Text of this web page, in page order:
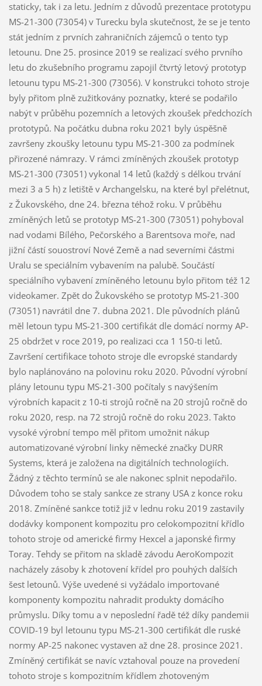
staticky, tak i za letu. Jedním z důvodů prezentace prototypu
MS-21-300 (73054) v Turecku byla skutečnost, že se je tento
stát jedním z prvních zahraničních zájemců o tento typ
letounu. Dne 25. prosince 2019 se realizací svého prvního
letu do zkušebního programu zapojil čtvrtý letový prototyp
letounu typu MS-21-300 (73056). V konstrukci tohoto stroje
byly přitom plně zužitkovány poznatky, které se podařilo
nabýt v průběhu pozemních a letových zkoušek předchozích
prototypů. Na počátku dubna roku 2021 byly úspěšně
završeny zkoušky letounu typu MS-21-300 za podmínek
přirozené námrazy. V rámci zmíněných zkoušek prototyp
MS-21-300 (73051) vykonal 14 letů (každý s délkou trvání
mezi 3 a 5 h) z letiště v Archangelsku, na které byl přelétnut,
z Žukovského, dne 24. března téhož roku. V průběhu
zmíněných letů se prototyp MS-21-300 (73051) pohyboval
nad vodami Bílého, Pečorského a Barentsova moře, nad
jižní částí souostroví Nové Země a nad severními částmi
Uralu se speciálním vybavením na palubě. Součástí
speciálního vybavení zmíněného letounu bylo přitom též 12
videokamer. Zpět do Žukovského se prototyp MS-21-300
(73051) navrátil dne 7. dubna 2021. Dle původních plánů
měl letoun typu MS-21-300 certifikát dle domácí normy AP-
25 obdržet v roce 2019, po realizaci cca 1 150-ti letů.
Završení certifikace tohoto stroje dle evropské standardy
bylo naplánováno na polovinu roku 2020. Původní výrobní
plány letounu typu MS-21-300 počítaly s navýšením
výrobních kapacit z 10-ti strojů ročně na 20 strojů ročně do
roku 2020, resp. na 72 strojů ročně do roku 2023. Takto
vysoké výrobní tempo měl přitom umožnit nákup
automatizované výrobní linky německé značky DURR
Systems, která je založena na digitálních technologiích.
Žádný z těchto termínů se ale nakonec splnit nepodařilo.
Důvodem toho se staly sankce ze strany USA z konce roku
2018. Zmíněné sankce totiž již v lednu roku 2019 zastavily
dodávky komponent kompozitu pro celokompozitní křídlo
tohoto stroje od americké firmy Hexcel a japonské firmy
Toray. Tehdy se přitom na skladě závodu AeroKompozit
nacházely zásoby k zhotovení křídel pro pouhých dalších
šest letounů. Výše uvedené si vyžádalo importované
komponenty kompozitu nahradit produkty domácího
průmyslu. Díky tomu a v neposlední řadě též díky pandemii
COVID-19 byl letounu typu MS-21-300 certifikát dle ruské
normy AP-25 nakonec vystaven až dne 28. prosince 2021.
Zmíněný certifikát se navíc vztahoval pouze na provedení
tohoto stroje s kompozitním křídlem zhotoveným